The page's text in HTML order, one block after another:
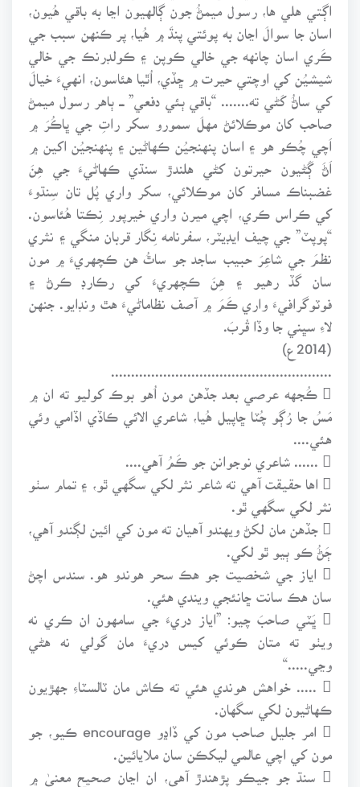
اڳتي هلي ها، رسول ميمڻُ جون ڳالهيون اڃا به باقي هُيون،
اسان جا سوالَ اڃان به پوئتي پنڌَ ۾ هُيا، پر ڪنهن سبب جي
ڪَري اسان چانهه جي خالي ڪوپن ۽ ڪولڊرنڪ جي خالي
شيشيُن کي اوچتي حيرت ۾ ڇڏي، اُٿيا هئاسون، انهيءَ خيالَ
کي ساڻُ کَڻي ته....... “باقي ٻئي دفعي” ـــ ٻاهر رسول ميمڻ
صاحب کان موڪلائڻ مهلَ سمورو سکر راتِ جي ڀاڪُرَ ۾
اَچي چُڪو هو ۽ اسان پنهنجيُن ڪهاڻين ۽ پنهنجيُن اکين ۾
اَڻَ ڳَڻيون حيرتون کڻي هلندڙ سنڌي ڪهاڻيءَ جي هِنَ
غضبناڪ مسافر کان موڪلائي، سکر واري پُل تان سِنڌوءَ
کي ڪراس ڪري، اچي ميرن واري خيرپور نِڪتا هُئاسون.
“پوپٽ” جي چيف ايڊيٽر، سفرنامه نِگار قربان منگي ۽ نثري
نظمَ جي شاعِرَ حبيب ساجد جو ساٿُ هن ڪچهريءَ ۾ مون
سان گڏ رهيو ۽ هِنَ ڪچهريءَ کي رڪارڊ ڪرڻ ۽
فوٽوگرافيءَ واري ڪَمَ ۾ آصف نظاماڻيءَ هٿ ونڊايو. جنهن
لاءِ سڀني جا وڏا قُربَ.
(2014ع)
 ڪُجهه عرصي بعد جڏهن مون اُهو بوڪ کوليو ته ان ۾
مَسُ جا رُڳو چُٽا ڇاپيل هُيا، شاعري الائي ڪاڏي اڏامي وئي
 ...... شاعري نوجوانن جو ڪَمُ آهي....
 اها حقيقت آهي ته شاعر نثر لکي سگهي ٿو، ۽ تمام سٺو
نثر لکي سگهي ٿو.
 جڏهن مان لکڻ ويهندو آهيان ته مون کي ائين لڳندو آهي،
ڄَڻُ ڪو ٻيو ٿو لکي.
 اياز جي شخصيت جو هڪ سحر هوندو هو. سندس اچڻ
سان هڪ سانت ڇانئجي ويندي هئي.
 ڀَٽي صاحبَ چيو: ”اياز دريءَ جي سامهون ان ڪري نه
ويٺو ته متان ڪوئي کيس دريءَ مان گولي نه هڻي
وڃي.....“
 ..... خواهش هوندي هئي ته ڪاش مان ٽالسٽاءِ جهڙيون
ڪهاڻيون لکي سگهان.
مون کي اچي عالمي ليکڪن سان ملايائين.
 سنڌ جو جيڪو پڙهندڙ آهي، ان اڃان صحيح معنيٰ ۾